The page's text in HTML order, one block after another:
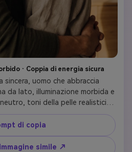
· Coppia di energia sicura
sincera, uomo che abbraccia
da lato, illuminazione morbida e
toni della pelle realistici,
atmosfera emotiva
Comatozze ispirato
di copia
simile ↗